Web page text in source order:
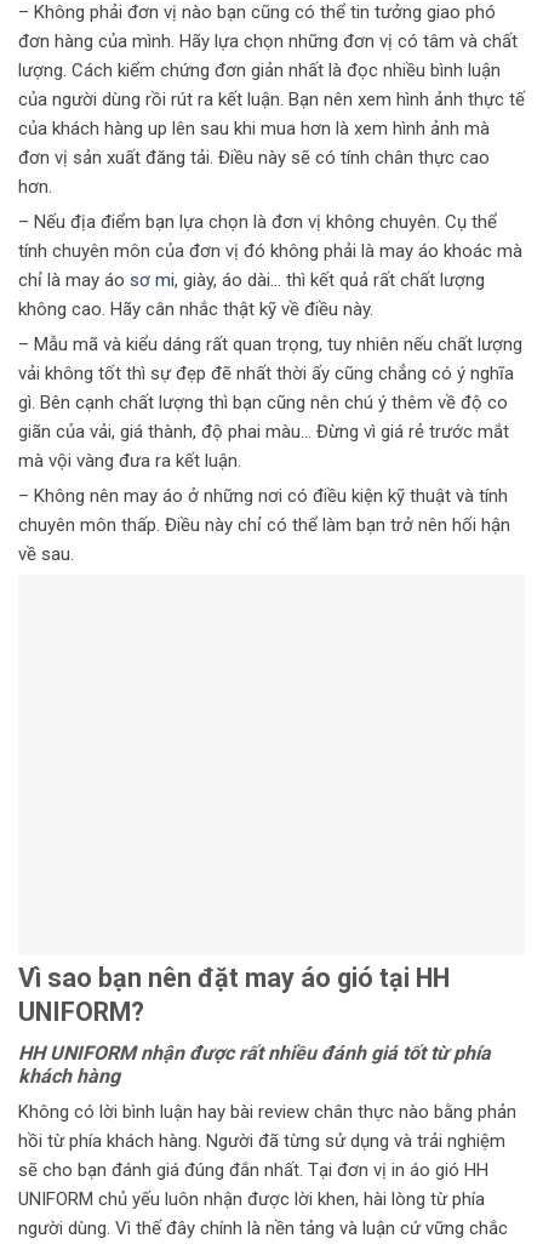
– Không phải đơn vị nào bạn cũng có thể tin tưởng giao phó
đơn hàng của mình. Hãy lựa chọn những đơn vị có tâm và chất
lượng. Cách kiểm chứng đơn giản nhất là đọc nhiều bình luận
của người dùng rồi rút ra kết luận. Bạn nên xem hình ảnh thực tế
của khách hàng up lên sau khi mua hơn là xem hình ảnh mà
đơn vị sản xuất đăng tải. Điều này sẽ có tính chân thực cao
hơn.
– Nếu địa điểm bạn lựa chọn là đơn vị không chuyên. Cụ thể
tính chuyên môn của đơn vị đó không phải là may áo khoác mà
chỉ là may áo sơ mi, giày, áo dài… thì kết quả rất chất lượng
không cao. Hãy cân nhắc thật kỹ về điều này.
– Mẫu mã và kiểu dáng rất quan trọng, tuy nhiên nếu chất lượng
vải không tốt thì sự đẹp đẽ nhất thời ấy cũng chẳng có ý nghĩa
gì. Bên cạnh chất lượng thì bạn cũng nên chú ý thêm về độ co
giãn của vải, giá thành, độ phai màu… Đừng vì giá rẻ trước mắt
mà vội vàng đưa ra kết luận.
– Không nên may áo ở những nơi có điều kiện kỹ thuật và tính
chuyên môn thấp. Điều này chỉ có thể làm bạn trở nên hối hận
về sau.
Vì sao bạn nên đặt may áo gió tại HH
UNIFORM?
HH UNIFORM nhận được rất nhiều đánh giá tốt từ phía
khách hàng
Không có lời bình luận hay bài review chân thực nào bằng phản
hồi từ phía khách hàng. Người đã từng sử dụng và trải nghiệm
sẽ cho bạn đánh giá đúng đắn nhất. Tại đơn vị in áo gió HH
UNIFORM chủ yếu luôn nhận được lời khen, hài lòng từ phía
người dùng. Vì thế đây chính là nền tảng và luận cứ vững chắc